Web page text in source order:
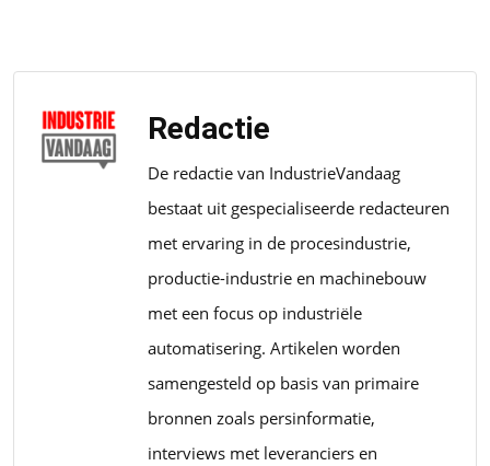
Redactie
De redactie van IndustrieVandaag
bestaat uit gespecialiseerde redacteuren
met ervaring in de procesindustrie,
productie-industrie en machinebouw
met een focus op industriële
automatisering. Artikelen worden
samengesteld op basis van primaire
bronnen zoals persinformatie,
interviews met leveranciers en